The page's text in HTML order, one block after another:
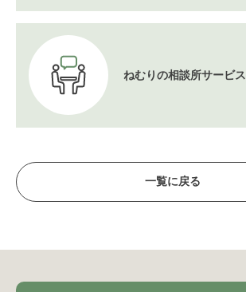
ねむりの相談所サービス
一覧に戻る